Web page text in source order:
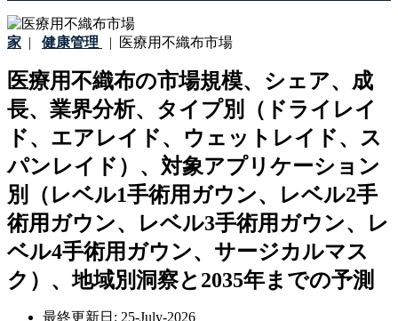
家 | 健康管理 | 医療用不織布市場
医療用不織布の市場規模、シェア、成
長、業界分析、タイプ別（ドライレイ
ド、エアレイド、ウェットレイド、ス
パンレイド）、対象アプリケーション
別（レベル1手術用ガウン、レベル2手
術用ガウン、レベル3手術用ガウン、レ
ベル4手術用ガウン、サージカルマス
ク）、地域別洞察と2035年までの予測
最終更新日: 25-July-2026